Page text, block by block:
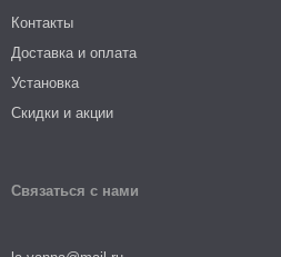
Контакты
Доставка и оплата
Установка
Скидки и акции
Связаться с нами